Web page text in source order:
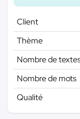
Client
Thème
Nombre de
Nombre de mots
Qualité